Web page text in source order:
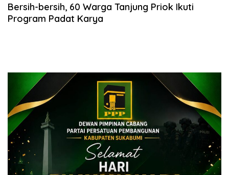
Bersih-bersih, 60 Warga Tanjung Priok Ikuti
Program Padat Karya